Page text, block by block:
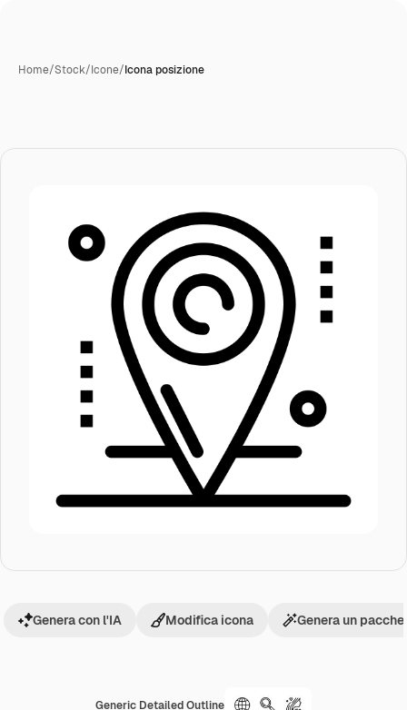
Home/Stock/Icone/Icona posizione
Generic Detailed Outline
Genera con l'IA Modifica icona Genera un